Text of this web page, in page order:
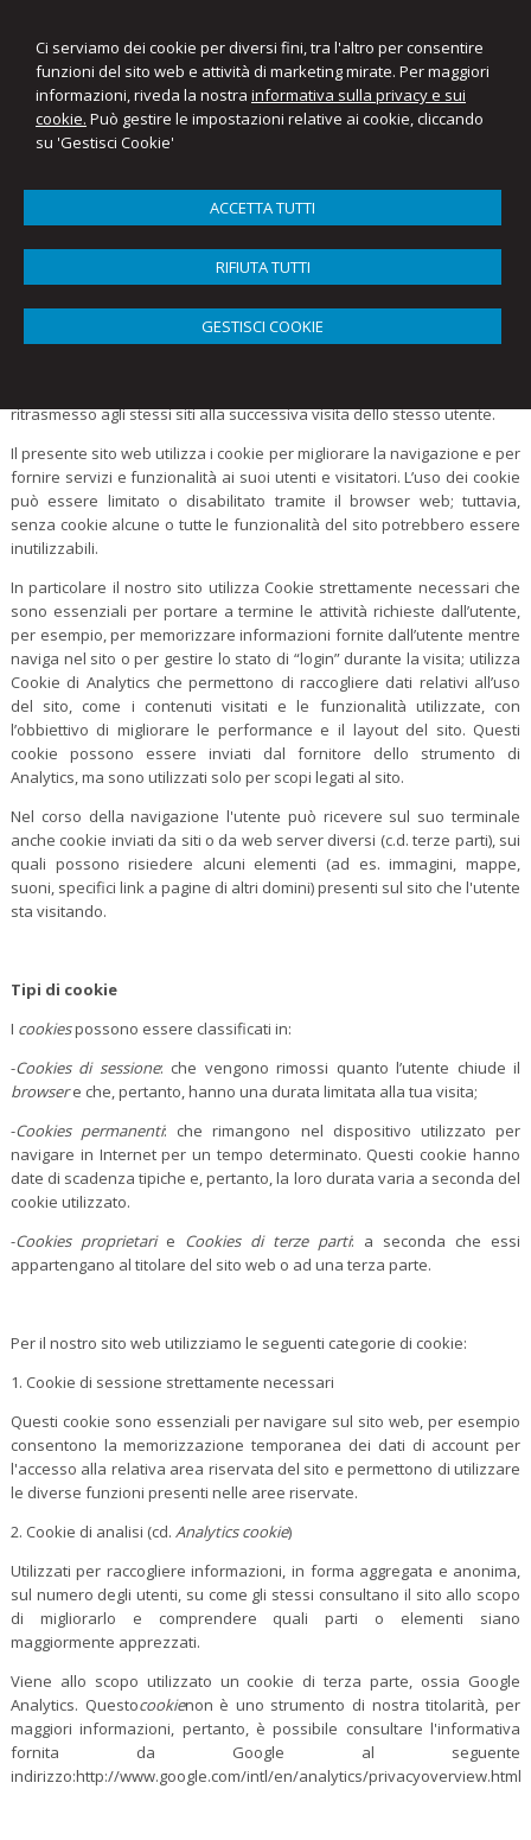
Ci serviamo dei cookie per diversi fini, tra l'altro per consentire
funzioni del sito web e attività di marketing mirate. Per maggiori
informazioni, riveda la nostra informativa sulla privacy e sui
cookie. Può gestire le impostazioni relative ai cookie, cliccando
su 'Gestisci Cookie'
ACCETTA TUTTI
RIFIUTA TUTTI
GESTISCI COOKIE
Mariantonietta Ellena
Studio Commercialista Ellena
Menu
Cosa sono i cookie e come li usiamo
Un “cookie”è un file di testo che viene memorizzato su computer,
ritrasmesso agli stessi siti alla successiva visita dello stesso utente.
Il presente sito web utilizza i cookie per migliorare la navigazione e per
fornire servizi e funzionalità ai suoi utenti e visitatori. L’uso dei cookie
può essere limitato o disabilitato tramite il browser web; tuttavia,
senza cookie alcune o tutte le funzionalità del sito potrebbero essere
inutilizzabili.
In particolare il nostro sito utilizza Cookie strettamente necessari che
sono essenziali per portare a termine le attività richieste dall’utente,
per esempio, per memorizzare informazioni fornite dall’utente mentre
naviga nel sito o per gestire lo stato di “login” durante la visita; utilizza
Cookie di Analytics che permettono di raccogliere dati relativi all’uso
del sito, come i contenuti visitati e le funzionalità utilizzate, con
l’obbiettivo di migliorare le performance e il layout del sito. Questi
cookie possono essere inviati dal fornitore dello strumento di
Analytics, ma sono utilizzati solo per scopi legati al sito.
Nel corso della navigazione l'utente può ricevere sul suo terminale
anche cookie inviati da siti o da web server diversi (c.d. terze parti), sui
quali possono risiedere alcuni elementi (ad es. immagini, mappe,
suoni, specifici link a pagine di altri domini) presenti sul sito che l'utente
sta visitando.
Tipi di cookie
I cookiespossono essere classificati in:
-Cookies di sessione: che vengono rimossi quanto l’utente chiude il
browsere che, pertanto, hanno una durata limitata alla tua visita;
-Cookies permanenti: che rimangono nel dispositivo utilizzato per
navigare in Internet per un tempo determinato. Questi cookie hanno
date di scadenza tipiche e, pertanto, la loro durata varia a seconda del
cookie utilizzato.
-Cookies proprietarie Cookies di terze parti: a seconda che essi
appartengano al titolare del sito web o ad una terza parte.
Per il nostro sito web utilizziamo le seguenti categorie di cookie:
1. Cookie di sessione strettamente necessari
Questi cookie sono essenziali per navigare sul sito web, per esempio
consentono la memorizzazione temporanea dei dati di account per
l'accesso alla relativa area riservata del sito e permettono di utilizzare
le diverse funzioni presenti nelle aree riservate.
2. Cookie di analisi (cd. Analytics cookie)
Utilizzati per raccogliere informazioni, in forma aggregata e anonima,
sul numero degli utenti, su come gli stessi consultano il sito allo scopo
di migliorarlo e comprendere quali parti o elementi siano
maggiormente apprezzati.
Viene allo scopo utilizzato un cookie di terza parte, ossia Google
Analytics. Questocookienon è uno strumento di nostra titolarità, per
maggiori informazioni, pertanto, è possibile consultare l'informativa
fornita da Google al seguente
indirizzo:http://www.google.com/intl/en/analytics/privacyoverview.html